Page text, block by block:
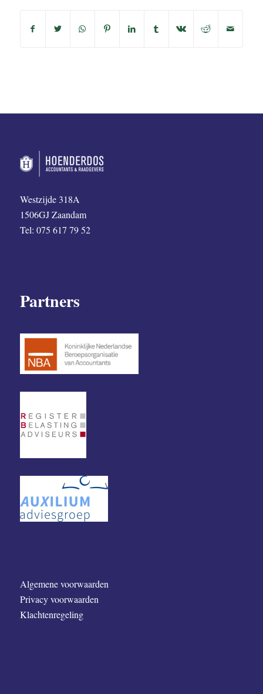
Westzijde 318A
1506GJ Zaandam
Tel: 075 617 79 52
Partners
Algemene voorwaarden
Privacy voorwaarden
Klachtenregeling